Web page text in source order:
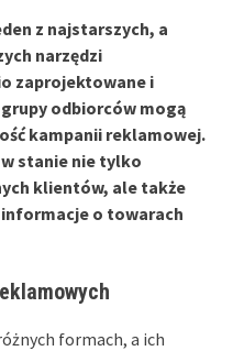
z najstarszych, a
narzędzi
zaprojektowane i
odbiorców mogą
kampanii reklamowej.
stanie nie tylko
klientów, ale także
o towarach
formach, a ich